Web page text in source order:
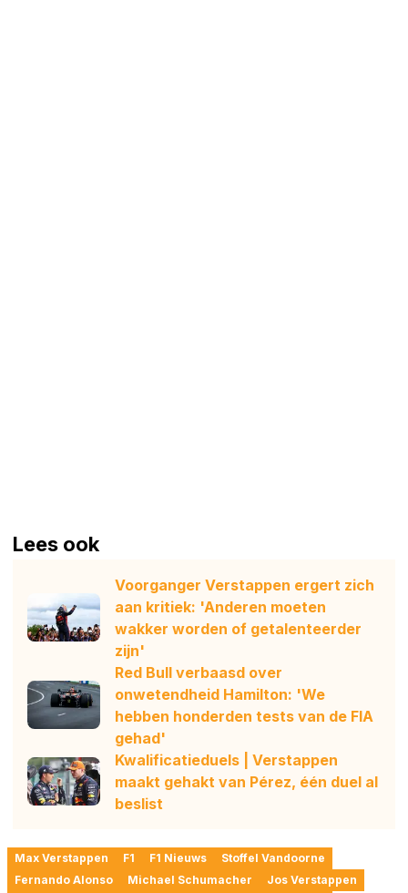
Lees ook
Voorganger Verstappen ergert zich
aan kritiek: 'Anderen moeten
wakker worden of getalenteerder
zijn'
Red Bull verbaasd over
onwetendheid Hamilton: 'We
hebben honderden tests van de FIA
gehad'
Kwalificatieduels | Verstappen
maakt gehakt van Pérez, één duel al
beslist
Max Verstappen F1 F1 Nieuws
Stoffel Vandoorne
Fernando Alonso
Michael Schumacher
Jos Verstappen